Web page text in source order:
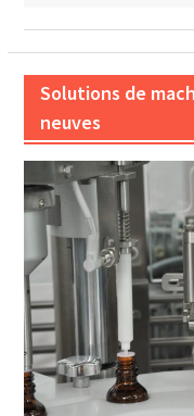
Solutions de
neuves